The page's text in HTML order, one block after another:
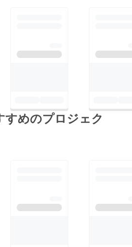
すめのプロジェク